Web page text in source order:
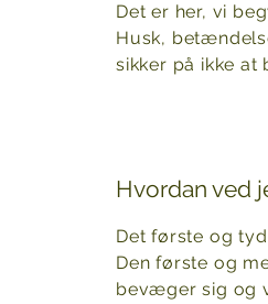
Det er her, vi
Husk,
sikker på ikke at
Hvordan ved
Det første og
Den første og
bevæger sig og